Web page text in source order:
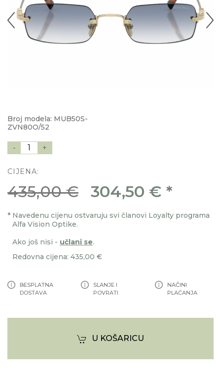
Broj modela: MUB50S-
ZVN80O/52
- 1 +
CIJENA:
435,00 € 304,50 € *
* Navedenu cijenu ostvaruju svi članovi Loyalty programa
Alfa Vision Optike.
Ako još nisi - učlani se.
Redovna cijena: 435,00 €
BESPLATNA
DOSTAVA
SLANJE I
POVRATI
NAČINI
PLAĆANJA
U KOŠARICU